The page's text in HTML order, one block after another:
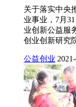
关于落实中央
业事业，7月
业创新公益服
创业创新研究
公益创业